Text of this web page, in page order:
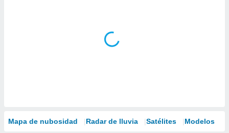
Mapa de nubosidad Radar de lluvia Satélites Modelos